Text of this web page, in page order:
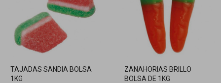
TAJADAS SANDIA BOLSA
1KG
ZANAHORIAS BRILLO
BOLSA DE 1KG